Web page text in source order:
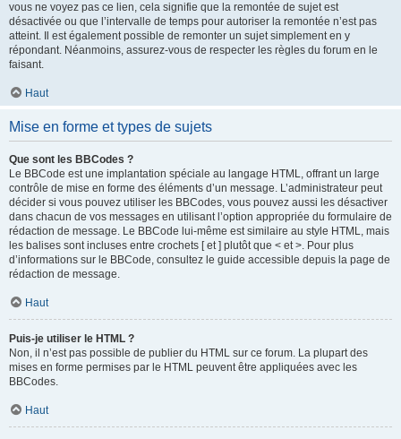
vous ne voyez pas ce lien, cela signifie que la remontée de sujet est
désactivée ou que l’intervalle de temps pour autoriser la remontée n’est pas
atteint. Il est également possible de remonter un sujet simplement en y
répondant. Néanmoins, assurez-vous de respecter les règles du forum en le
faisant.
Haut
Mise en forme et types de sujets
Que sont les BBCodes ?
Le BBCode est une implantation spéciale au langage HTML, offrant un large
contrôle de mise en forme des éléments d’un message. L’administrateur peut
décider si vous pouvez utiliser les BBCodes, vous pouvez aussi les désactiver
dans chacun de vos messages en utilisant l’option appropriée du formulaire de
rédaction de message. Le BBCode lui-même est similaire au style HTML, mais
les balises sont incluses entre crochets [ et ] plutôt que < et >. Pour plus
d’informations sur le BBCode, consultez le guide accessible depuis la page de
rédaction de message.
Haut
Puis-je utiliser le HTML ?
Non, il n’est pas possible de publier du HTML sur ce forum. La plupart des
mises en forme permises par le HTML peuvent être appliquées avec les
BBCodes.
Haut